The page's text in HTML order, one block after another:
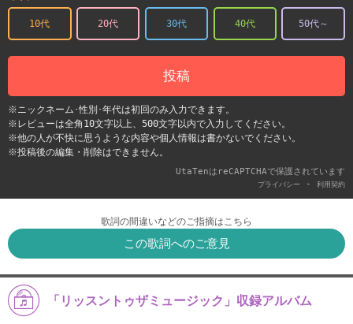
10代 20代 30代 40代 50代～
投稿
※ニックネーム･性別･年代は初回のみ入力できます。
※レビューは全角10文字以上、500文字以内で入力してください。
※他の人が不快に思うような内容や個人情報は書かないでください。
※投稿後の編集・削除はできません。
UtaTenはreCAPTCHAで保護されています
プライバシー - 利用契約
歌詞の間違いなどのご指摘はこちら
この歌詞へのご意見
「リッスントゥザミュージック」収録アルバム